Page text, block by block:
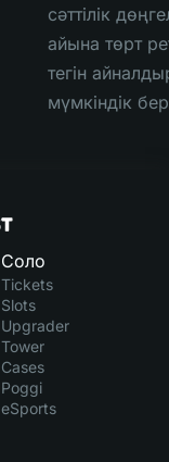
сәттілік
айына төрт
тегін
мүмкіндік
Соло
Tickets
Slots
Upgrader
Tower
Cases
Poggi
eSports